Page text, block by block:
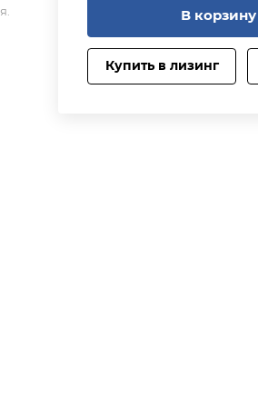
В корзину
Купить в лизинг